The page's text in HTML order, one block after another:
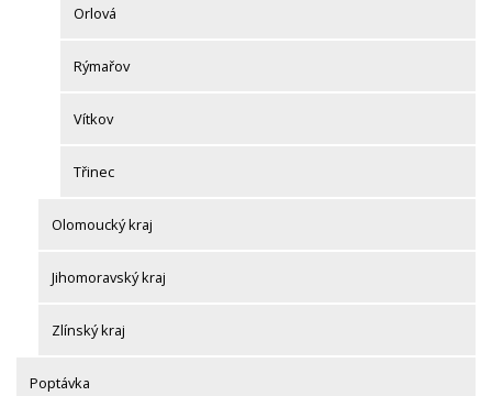
Orlová
Rýmařov
Vítkov
Třinec
Olomoucký kraj
Jihomoravský kraj
Zlínský kraj
Poptávka